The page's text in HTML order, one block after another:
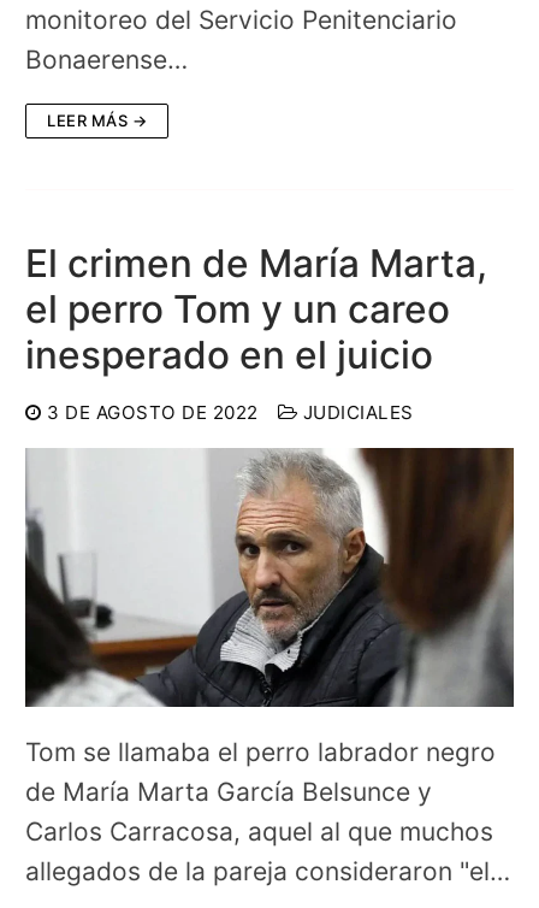
monitoreo del Servicio Penitenciario
Bonaerense…
LEER MÁS →
El crimen de María Marta,
el perro Tom y un careo
inesperado en el juicio
3 DE AGOSTO DE 2022 JUDICIALES
Tom se llamaba el perro labrador negro
de María Marta García Belsunce y
Carlos Carracosa, aquel al que muchos
allegados de la pareja consideraron "el…